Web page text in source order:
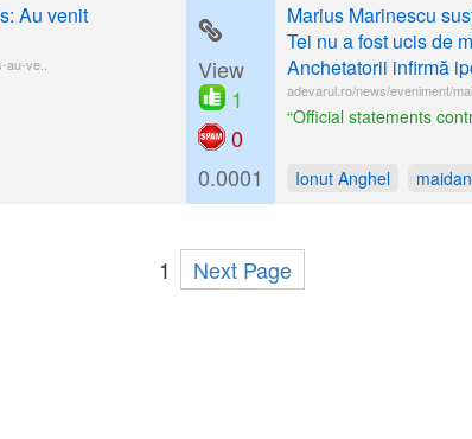
Au venit
ve..
View
1
0
0.0001
Marius Marinescu
Tei nu a fost ucis de
Anchetatorii infirmă
adevarul.ro/news/eveniment/
“Official statements
Ionut Anghel
1 Next Page